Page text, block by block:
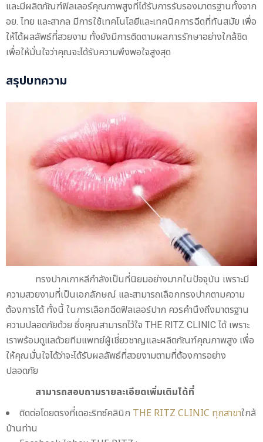
และมีผลิตภัณฑ์ฟิลเลอร์คุณภาพสูงที่ได้รับการรับรองมาตรฐานทั้งจาก
อย. ไทย และสากล มีการใช้เทคโนโลยีและเทคนิคการฉีดที่ทันสมัย เพื่อ
ให้ได้ผลลัพธ์ที่สวยงาม ทั้งยังมีการติดตามผลการรักษาอย่างใกล้ชิด
เพื่อให้มั่นใจว่าคุณจะได้รับความพึงพอใจสูงสุด
สรุปบทความ
ทรงปากเกาหลีกำลังเป็นที่นิยมอย่างมากในปัจจุบัน เพราะมี
ความสวยงามที่เป็นเอกลักษณ์ และสามารถเลือกทรงปากตามความ
ต้องการได้ ทั้งนี้ ในการเลือกฉีดฟิลเลอร์ปาก ควรคำนึงถึงมาตรฐาน
ความปลอดภัยด้วย ซึ่งคุณสามารถไว้ใจ THE RITZ CLINIC ได้ เพราะ
เราพร้อมดูแลด้วยทีมแพทย์ผู้เชี่ยวชาญและผลิตภัณฑ์คุณภาพสูง เพื่อ
ให้คุณมั่นใจได้ว่าจะได้รับผลลัพธ์ที่สวยงามตามที่ต้องการอย่าง
ปลอดภัย
สามารถสอบถามรายละเอียดเพิ่มเติมได้ที่
ติดต่อโดยตรงที่เดอะริทซ์คลินิก THE RITZ CLINIC ทุกสาขาใกล้
บ้านท่าน